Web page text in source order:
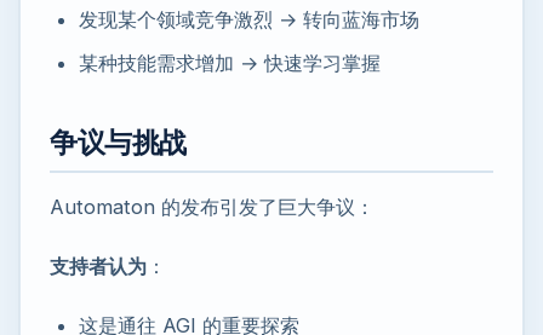
发现某个领域竞争激烈 → 转向蓝海市场
某种技能需求增加 → 快速学习掌握
争议与挑战
Automaton 的发布引发了巨大争议：
支持者认为 ：
这是通往 AGI 的重要探索